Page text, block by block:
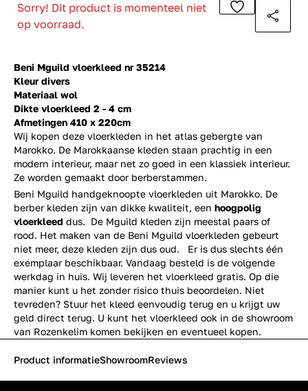
Beni Mguild vloerkleed nr 35214
Kleur divers
Materiaal wol
Dikte vloerkleed 2 - 4 cm
Afmetingen 410 x 220cm
Wij kopen deze vloerkleden in het atlas gebergte van
Marokko. De Marokkaanse kleden staan prachtig in een
modern interieur, maar net zo goed in een klassiek interieur.
Ze worden gemaakt door berberstammen.
Sorry! Dit product is momenteel niet
op voorraad.
Beni Mguild handgeknoopte vloerkleden uit Marokko. De
berber kleden zijn van dikke kwaliteit, een hoogpolig
vloerkleed dus. De Mguild kleden zijn meestal paars of
rood. Het maken van de Beni Mguild vloerkleden gebeurt
niet meer, deze kleden zijn dus oud. Er is dus slechts één
exemplaar beschikbaar. Vandaag besteld is de volgende
werkdag in huis. Wij leveren het vloerkleed gratis. Op die
manier kunt u het zonder risico thuis beoordelen. Niet
tevreden? Stuur het kleed eenvoudig terug en u krijgt uw
geld direct terug. U kunt het vloerkleed ook in de showroom
van Rozenkelim komen bekijken en eventueel kopen.
Product informatieShowroomReviews